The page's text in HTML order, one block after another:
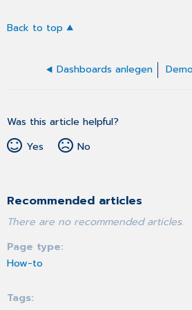
Back to top
Dashboards anlegen
Was this article helpful?
Yes
No
Recommended articles
There are no recommended articles.
Page type
How-to
Tags